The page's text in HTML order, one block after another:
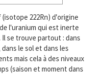
222Rn) d'origine
l'uranium qui est inerte
se trouve partout : dans
le sol et dans les
mais cela à des niveaux
(saison et moment dans